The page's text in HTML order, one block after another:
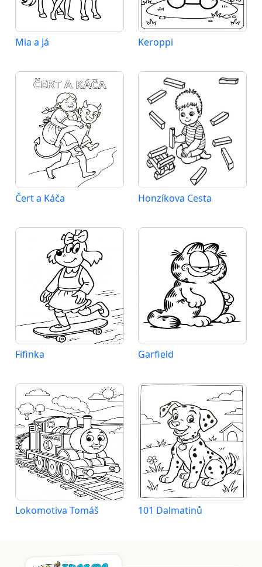
Mia a Já Keroppi
Čert a Káča Honzíkova Cesta
Fifinka Garfield
Lokomotiva Tomáš 101 Dalmatinů